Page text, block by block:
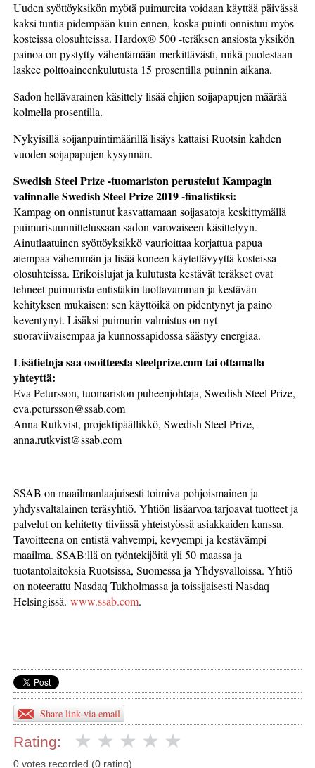
Uuden syöttöyksikön myötä puimureita voidaan käyttää päivässä
kaksi tuntia pidempään kuin ennen, koska puinti onnistuu myös
kosteissa olosuhteissa. Hardox® 500 ‑teräksen ansiosta yksikön
painoa on pystytty vähentämään merkittävästi, mikä puolestaan
laskee polttoaineenkulutusta 15 prosentilla puinnin aikana.
Sadon hellävarainen käsittely lisää ehjien soijapapujen määrää
kolmella prosentilla.
Nykyisillä soijanpuintimäärillä lisäys kattaisi Ruotsin kahden
vuoden soijapapujen kysynnän.
Swedish Steel Prize -tuomariston perustelut Kampagin
valinnalle Swedish Steel Prize 2019 -finalistiksi:
Kampag on onnistunut kasvattamaan soijasatoja keskittymällä
puimurisuunnittelussaan sadon varovaiseen käsittelyyn.
Ainutlaatuinen syöttöyksikkö vaurioittaa korjattua papua
aiempaa vähemmän ja lisää koneen käytettävyyttä kosteissa
olosuhteissa. Erikoislujat ja kulutusta kestävät teräkset ovat
tehneet puimurista entistäkin tuottavamman ja kestävän
kehityksen mukaisen: sen käyttöikä on pidentynyt ja paino
keventynyt. Lisäksi puimurin valmistus on nyt
suoraviivaisempaa ja kunnossapidossa säästyy energiaa.
Lisätietoja saa osoitteesta steelprize.com tai ottamalla
yhteyttä:
Eva Petursson, tuomariston puheenjohtaja, Swedish Steel Prize,
eva.petursson@ssab.com
Anna Rutkvist, projektipäällikkö, Swedish Steel Prize,
anna.rutkvist@ssab.com
SSAB on maailmanlaajuisesti toimiva pohjoismainen ja
yhdysvaltalainen teräsyhtiö. Yhtiön lisäarvoa tarjoavat tuotteet ja
palvelut on kehitetty tiiviissä yhteistyössä asiakkaiden kanssa.
Tavoitteena on entistä vahvempi, kevyempi ja kestävämpi
maailma. SSAB:llä on työntekijöitä yli 50 maassa ja
tuotantolaitoksia Ruotsissa, Suomessa ja Yhdysvalloissa. Yhtiö
on noteerattu Nasdaq Tukholmassa ja toissijaisesti Nasdaq
Helsingissä.www.ssab.com.
Share link via email
Rating:
0 votes recorded (0 rating)